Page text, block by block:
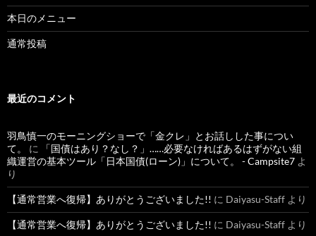
本日のメニュー
通常投稿
最近のコメント
羽鳥慎一のモーニングショーで「金クレ」とお話しした事につい
て。
に
「国債はあり？なし？」……必要なければあるはずがない組
織運営の基本ツール「日本国債(ローン)」について。 - Campsite7 よ
り
【通常営業へ復帰】ありがとうございました!! に Daiyasu-Staff より
【通常営業へ復帰】ありがとうございました!! に Daiyasu-Staff より